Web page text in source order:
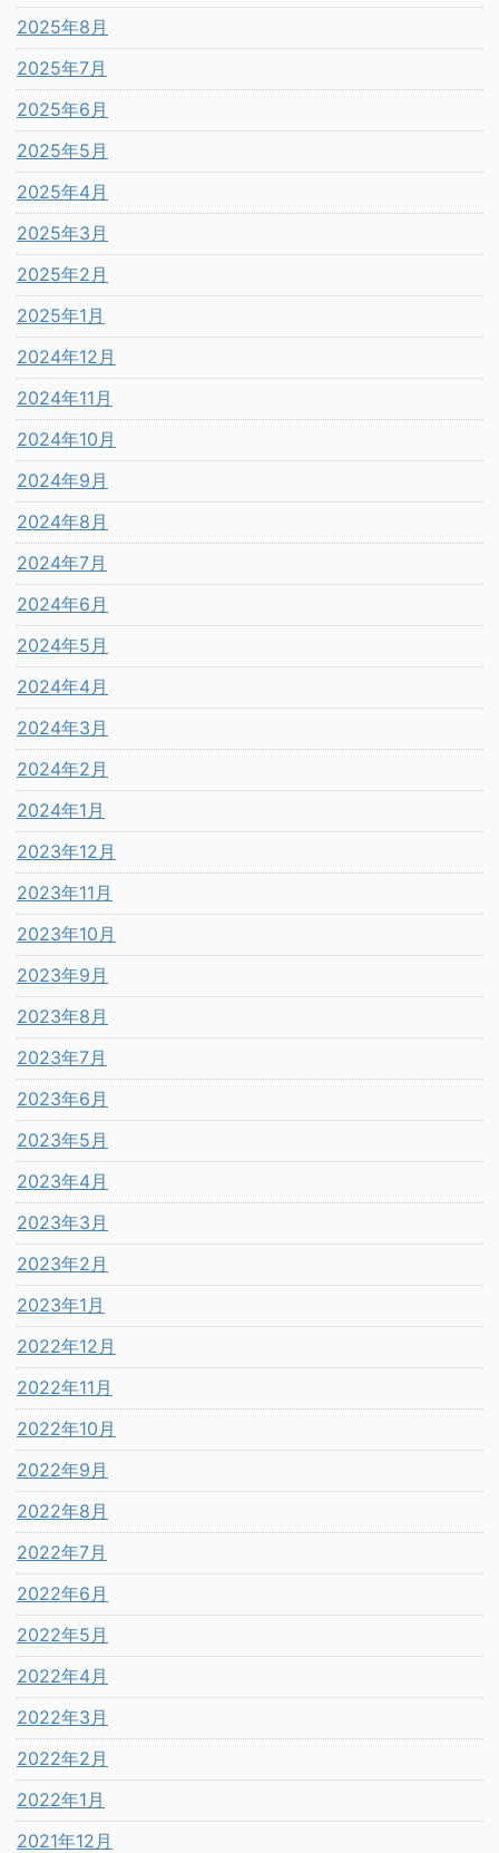
2025年8月
2025年7月
2025年6月
2025年5月
2025年4月
2025年3月
2025年2月
2025年1月
2024年12月
2024年11月
2024年10月
2024年9月
2024年8月
2024年7月
2024年6月
2024年5月
2024年4月
2024年3月
2024年2月
2024年1月
2023年12月
2023年11月
2023年10月
2023年9月
2023年8月
2023年7月
2023年6月
2023年5月
2023年4月
2023年3月
2023年2月
2023年1月
2022年12月
2022年11月
2022年10月
2022年9月
2022年8月
2022年7月
2022年6月
2022年5月
2022年4月
2022年3月
2022年2月
2022年1月
2021年12月